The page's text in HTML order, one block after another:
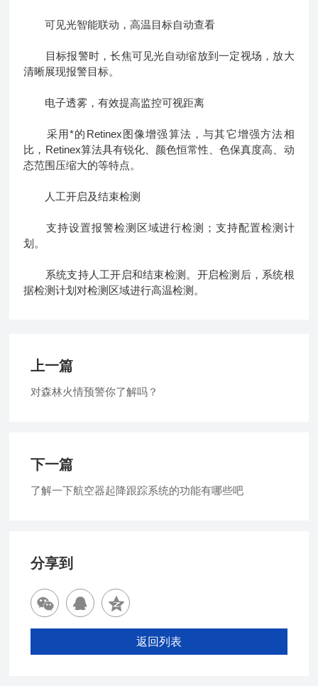
可见光智能联动，高温目标自动查看
目标报警时，长焦可见光自动缩放到一定视场，放大
清晰展现报警目标。
电子透雾，有效提高监控可视距离
采用*的Retinex图像增强算法，与其它增强方法相
比，Retinex算法具有锐化、颜色恒常性、色保真度高、动
态范围压缩大的等特点。
人工开启及结束检测
支持设置报警检测区域进行检测；支持配置检测计
划。
系统支持人工开启和结束检测。开启检测后，系统根
据检测计划对检测区域进行高温检测。
上一篇
对森林火情预警你了解吗？
下一篇
了解一下航空器起降跟踪系统的功能有哪些吧
分享到
返回列表